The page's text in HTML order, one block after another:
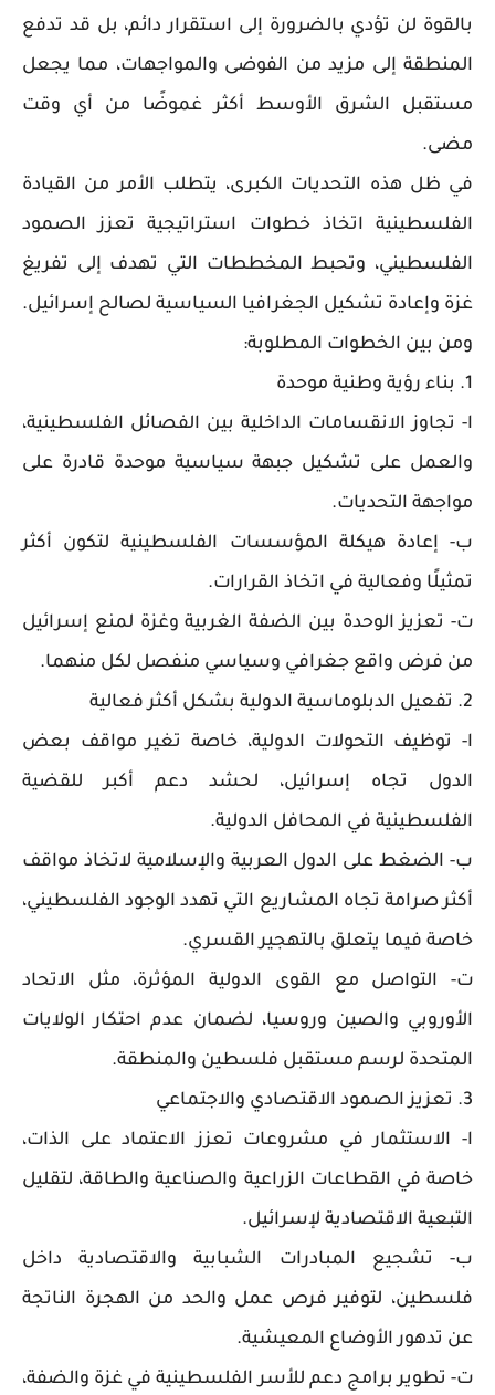
بالقوة لن تؤدي بالضرورة إلى استقرار دائم، بل قد تدفع
المنطقة إلى مزيد من الفوضى والمواجهات، مما يجعل
مستقبل الشرق الأوسط أكثر غموضًا من أي وقت
مضى.
في ظل هذه التحديات الكبرى، يتطلب الأمر من القيادة
الفلسطينية اتخاذ خطوات استراتيجية تعزز الصمود
الفلسطيني، وتحبط المخططات التي تهدف إلى تفريغ
غزة وإعادة تشكيل الجغرافيا السياسية لصالح إسرائيل.
ومن بين الخطوات المطلوبة:
1. بناء رؤية وطنية موحدة
ا- تجاوز الانقسامات الداخلية بين الفصائل الفلسطينية،
والعمل على تشكيل جبهة سياسية موحدة قادرة على
مواجهة التحديات.
ب- إعادة هيكلة المؤسسات الفلسطينية لتكون أكثر
تمثيلًا وفعالية في اتخاذ القرارات.
ت- تعزيز الوحدة بين الضفة الغربية وغزة لمنع إسرائيل
من فرض واقع جغرافي وسياسي منفصل لكل منهما.
2. تفعيل الدبلوماسية الدولية بشكل أكثر فعالية
ا- توظيف التحولات الدولية، خاصة تغير مواقف بعض
الدول تجاه إسرائيل، لحشد دعم أكبر للقضية
الفلسطينية في المحافل الدولية.
ب- الضغط على الدول العربية والإسلامية لاتخاذ مواقف
أكثر صرامة تجاه المشاريع التي تهدد الوجود الفلسطيني،
خاصة فيما يتعلق بالتهجير القسري.
ت- التواصل مع القوى الدولية المؤثرة، مثل الاتحاد
الأوروبي والصين وروسيا، لضمان عدم احتكار الولايات
المتحدة لرسم مستقبل فلسطين والمنطقة.
3. تعزيز الصمود الاقتصادي والاجتماعي
ا- الاستثمار في مشروعات تعزز الاعتماد على الذات،
خاصة في القطاعات الزراعية والصناعية والطاقة، لتقليل
التبعية الاقتصادية لإسرائيل.
ب- تشجيع المبادرات الشبابية والاقتصادية داخل
فلسطين، لتوفير فرص عمل والحد من الهجرة الناتجة
عن تدهور الأوضاع المعيشية.
ت- تطوير برامج دعم للأسر الفلسطينية في غزة والضفة،